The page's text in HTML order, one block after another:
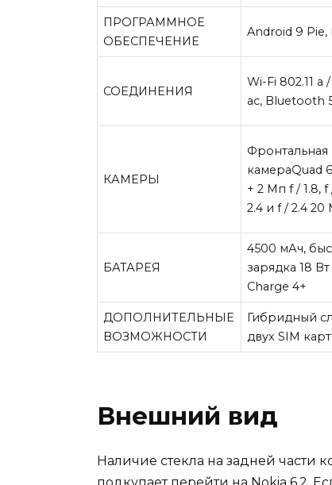
ПРОГРАММНОЕ
ОБЕСПЕЧЕНИЕ
Android 9 Pie,
СОЕДИНЕНИЯ
Wi-Fi 802.11 a
ac, Bluetooth
КАМЕРЫ
Фронтальная
камераQuad
+ 2 Мп f / 1.8, f
2.4 и f / 2.4 20
БАТАРЕЯ
4500 мАч,
зарядка 18
Charge 4+
ДОПОЛНИТЕЛЬНЫЕ
ВОЗМОЖНОСТИ
Гибридный
двух SIM карт
Внешний вид
Наличие стекла на задней части